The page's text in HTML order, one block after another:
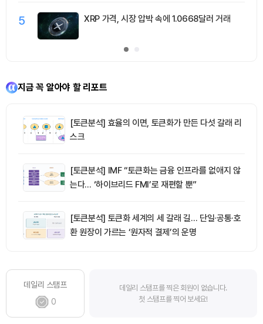
5 XRP 가격, 시장 압박 속에 1.0668달러 거래
지금 꼭 알아야 할 리포트
[토큰분석] 효율의 이면, 토큰화가 만든 다섯 갈래 리
스크
[토큰분석] IMF “토큰화는 금융 인프라를 없애지 않
는다… ‘하이브리드 FMI’로 재편할 뿐”
[토큰분석] 토큰화 세계의 세 갈래 길… 단일·공통·호
환 원장이 가르는 ‘원자적 결제’의 운명
데일리 스탬프
0
데일리 스탬프를 찍은 회원이 없습니다.
첫 스탬프를 찍어 보세요!